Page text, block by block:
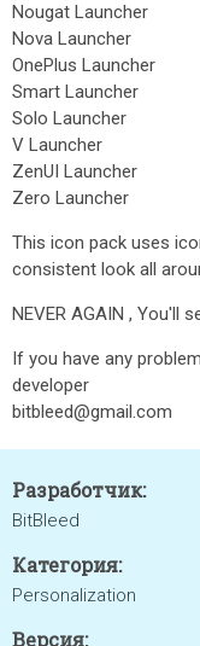
Nougat Launcher
Nova Launcher
OnePlus Launcher
Smart Launcher
Solo Launcher
V Launcher
ZenUI Launcher
Zero Launcher
This icon pack uses
consistent look all
NEVER AGAIN , You'll
If you have any
developer
bitbleed@gmail.com
Разработчик:
BitBleed
Категория:
Personalization
Версия: